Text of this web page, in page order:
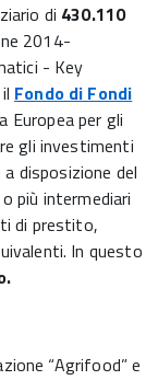
di 430.110
2014-
- Key
Fondo di Fondi
Europea per gli
gli investimenti
disposizione del
più intermediari
di prestito,
In questo
“Agrifood” e